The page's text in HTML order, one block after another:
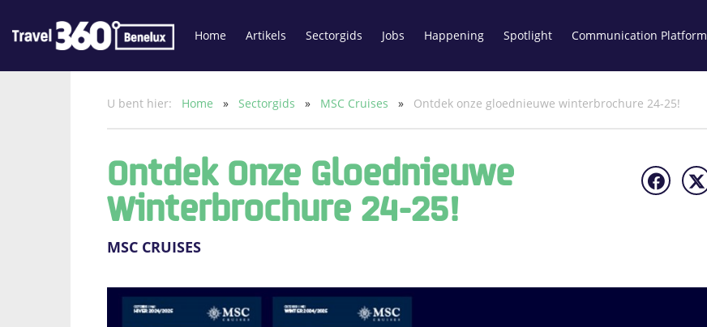
Home Artikels Sectorgids Jobs Happening Spotlight Communication Platform
U bent hier: Home » Sectorgids » MSC Cruises » Ontdek onze gloednieuwe winterbrochure 24-25!
Ontdek Onze Gloednieuwe
Winterbrochure 24-25!
MSC CRUISES